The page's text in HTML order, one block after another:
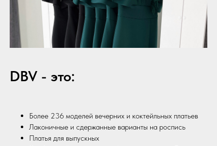
DBV - это:
Более 236 моделей вечерних и коктейльных платьев
Лаконичные и сдержанные варианты на роспись
Платья для выпускных